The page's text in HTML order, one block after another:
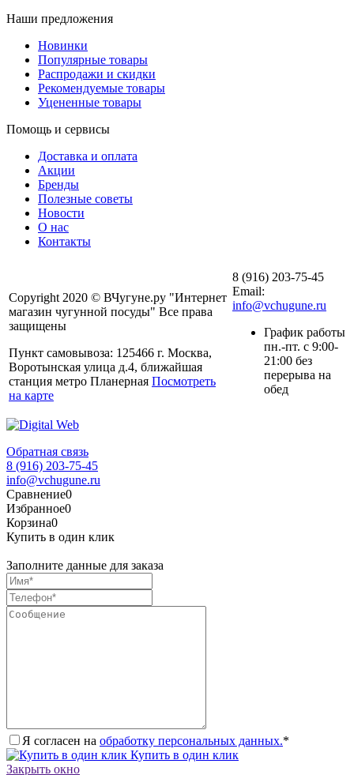
Наши предложения
Новинки
Популярные товары
Распродажи и скидки
Рекомендуемые товары
Уцененные товары
Помощь и сервисы
Доставка и оплата
Акции
Бренды
Полезные советы
Новости
О нас
Контакты
Copyright 2020 © ВЧугуне.ру "Интернет
магазин чугунной посуды" Все права
защищены
Пункт самовывоза: 125466 г. Москва,
Воротынская улица д.4, ближайшая
станция метро Планерная Посмотреть
на карте
8 (916) 203-75-45
Email:
info@vchugune.ru
График работы
пн.-пт. с 9:00-
21:00 без
перерыва на
обед
Обратная связь
8 (916) 203-75-45
info@vchugune.ru
Сравнение0
Избранное0
Корзина0
Купить в один клик
Заполните данные для заказа
Я согласен на обработку персональных данных.*
Купить в один клик
Закрыть окно